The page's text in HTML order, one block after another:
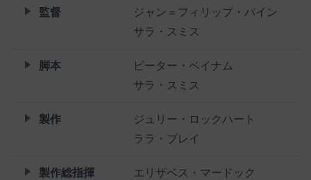
監督
ジャン＝フィリップ・バイン
サラ・スミス
脚本
ピーター・ベイナム
サラ・スミス
製作
ジュリー・ロックハート
ララ・ブレイ
製作総指揮
エリザベス・マードック